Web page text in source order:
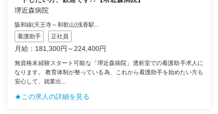
堺近森病院
阪和線(天王寺～和歌山)浅香駅...
看護助手
正社員
月給：181,300円～224,400円
無資格未経験スタート可能な「堺近森病院」透析室での看護助手求人に
なります。 教育体制が整っている為、これから看護助手を始めたい方も
安心して、就業出...
★この求人の詳細を見る